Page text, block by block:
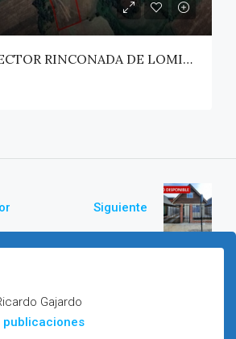
TERRENO 1 SECTOR RINCONADA DE LOMILLAS – SAN CLEMENTE
Siguiente
Gajardo
publicaciones